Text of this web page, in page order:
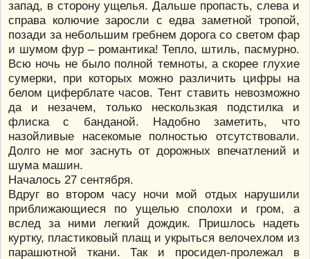
запад, в сторону ущелья. Дальше пропасть, слева и
справа колючие заросли с едва заметной тропой,
позади за небольшим гребнем дорога со светом фар
и шумом фур – романтика! Тепло, штиль, пасмурно.
Всю ночь не было полной темноты, а скорее глухие
сумерки, при которых можно различить цифры на
белом циферблате часов. Тент ставить невозможно
да и незачем, только нескользкая подстилка и
флиска с банданой. Надобно заметить, что
назойливые насекомые полностью отсутствовали.
Долго не мог заснуть от дорожных впечатлений и
шума машин.
Началось 27 сентября.
Вдруг во втором часу ночи мой отдых нарушили
приближающиеся по ущелью сполохи и гром, а
вслед за ними легкий дождик. Пришлось надеть
куртку, пластиковый плащ и укрыться велочехлом из
парашютной ткани. Так и просидел-пролежал в